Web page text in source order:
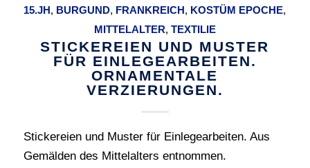
15.JH, BURGUND, FRANKREICH, KOSTÜM EPOCHE,
MITTELALTER, TEXTILIE
STICKEREIEN UND MUSTER
FÜR EINLEGEARBEITEN.
ORNAMENTALE
VERZIERUNGEN.
Stickereien und Muster für Einlegearbeiten. Aus
Gemälden des Mittelalters entnommen.